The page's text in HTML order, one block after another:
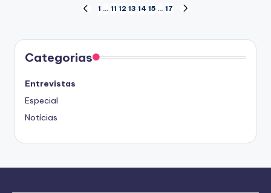
Paginação
de
posts
PREVIOUS
1 … 11 12 13 14 15 … 17
Categorias
Entrevistas
Especial
Notícias